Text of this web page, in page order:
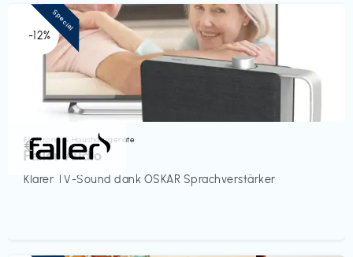
-12%
Elektronik & Haushaltsgeräte
Faller Audio
Klarer TV-Sound dank OSKAR Sprachverstärker
€‎
Special